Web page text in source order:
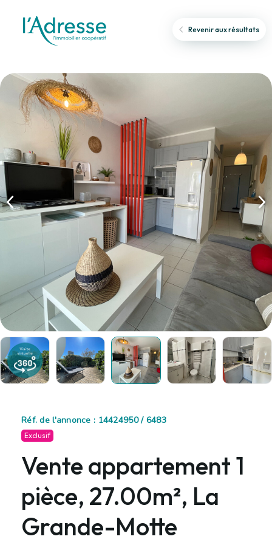
Revenir aux résultats
Réf. de l'annonce : 14424950 / 6483
Exclusif
Vente appartement 1
pièce, 27.00m², La
Grande-Motte